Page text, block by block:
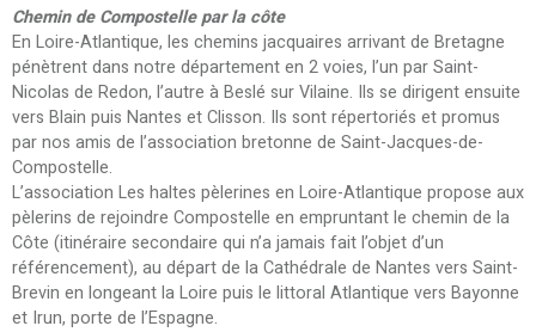
Chemin de Compostelle par la côte
En Loire-Atlantique, les chemins jacquaires arrivant de Bretagne
pénètrent dans notre département en 2 voies, l’un par Saint-
Nicolas de Redon, l’autre à Beslé sur Vilaine. Ils se dirigent ensuite
vers Blain puis Nantes et Clisson. Ils sont répertoriés et promus
par nos amis de l’association bretonne de Saint-Jacques-de-
Compostelle.
L’association Les haltes pèlerines en Loire-Atlantique propose aux
pèlerins de rejoindre Compostelle en empruntant le chemin de la
Côte (itinéraire secondaire qui n’a jamais fait l’objet d’un
référencement), au départ de la Cathédrale de Nantes vers Saint-
Brevin en longeant la Loire puis le littoral Atlantique vers Bayonne
et Irun, porte de l’Espagne.